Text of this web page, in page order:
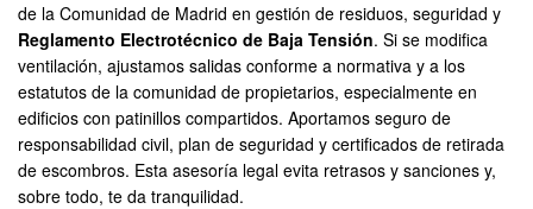
de la Comunidad de Madrid en gestión de residuos, seguridad y
Reglamento Electrotécnico de Baja Tensión. Si se modifica
ventilación, ajustamos salidas conforme a normativa y a los
estatutos de la comunidad de propietarios, especialmente en
edificios con patinillos compartidos. Aportamos seguro de
responsabilidad civil, plan de seguridad y certificados de retirada
de escombros. Esta asesoría legal evita retrasos y sanciones y,
sobre todo, te da tranquilidad.